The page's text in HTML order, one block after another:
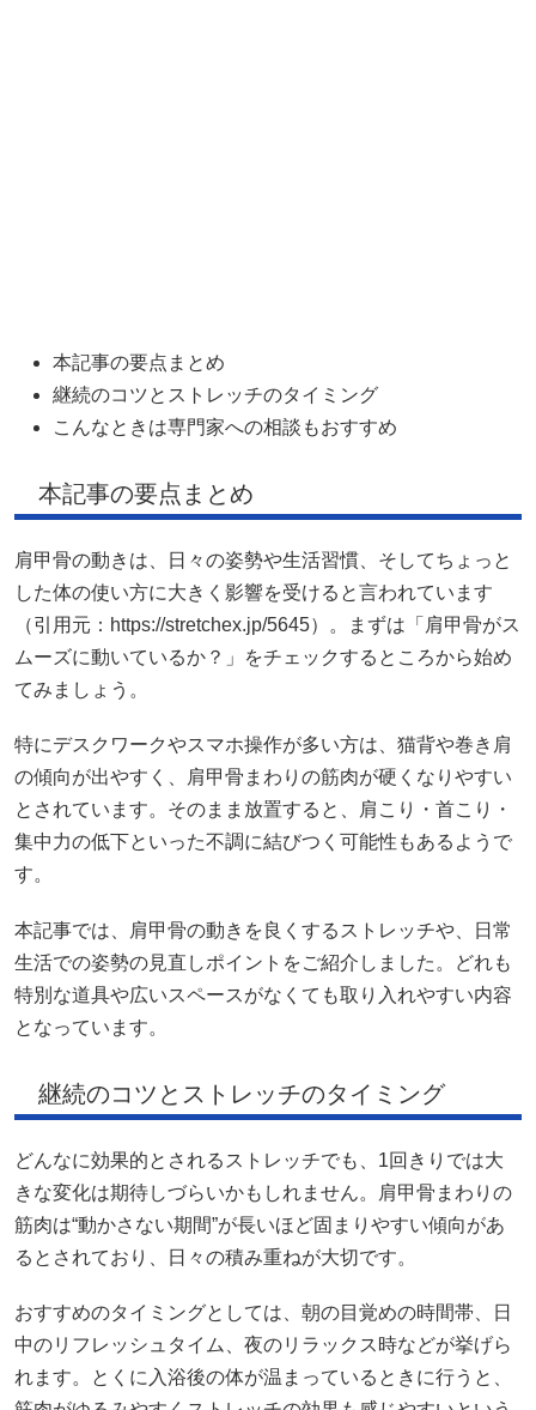
本記事の要点まとめ
継続のコツとストレッチのタイミング
こんなときは専門家への相談もおすすめ
本記事の要点まとめ
肩甲骨の動きは、日々の姿勢や生活習慣、そしてちょっと
した体の使い方に大きく影響を受けると言われています
（引用元：https://stretchex.jp/5645）。まずは「肩甲骨がス
ムーズに動いているか？」をチェックするところから始め
てみましょう。
特にデスクワークやスマホ操作が多い方は、猫背や巻き肩
の傾向が出やすく、肩甲骨まわりの筋肉が硬くなりやすい
とされています。そのまま放置すると、肩こり・首こり・
集中力の低下といった不調に結びつく可能性もあるようで
す。
本記事では、肩甲骨の動きを良くするストレッチや、日常
生活での姿勢の見直しポイントをご紹介しました。どれも
特別な道具や広いスペースがなくても取り入れやすい内容
となっています。
継続のコツとストレッチのタイミング
どんなに効果的とされるストレッチでも、1回きりでは大
きな変化は期待しづらいかもしれません。肩甲骨まわりの
筋肉は“動かさない期間”が長いほど固まりやすい傾向があ
るとされており、日々の積み重ねが大切です。
おすすめのタイミングとしては、朝の目覚めの時間帯、日
中のリフレッシュタイム、夜のリラックス時などが挙げら
れます。とくに入浴後の体が温まっているときに行うと、